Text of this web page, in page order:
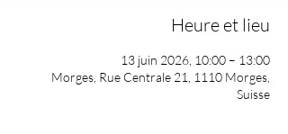
Heure et lieu
13 juin 2026, 10:00 – 13:00
Morges, Rue Centrale 21, 1110 Morges,
Suisse